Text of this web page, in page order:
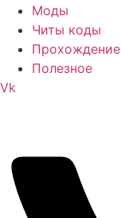
Моды
Читы коды
Прохождение
Полезное
Vk